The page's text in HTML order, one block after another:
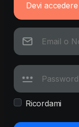
Devi
Ricordami